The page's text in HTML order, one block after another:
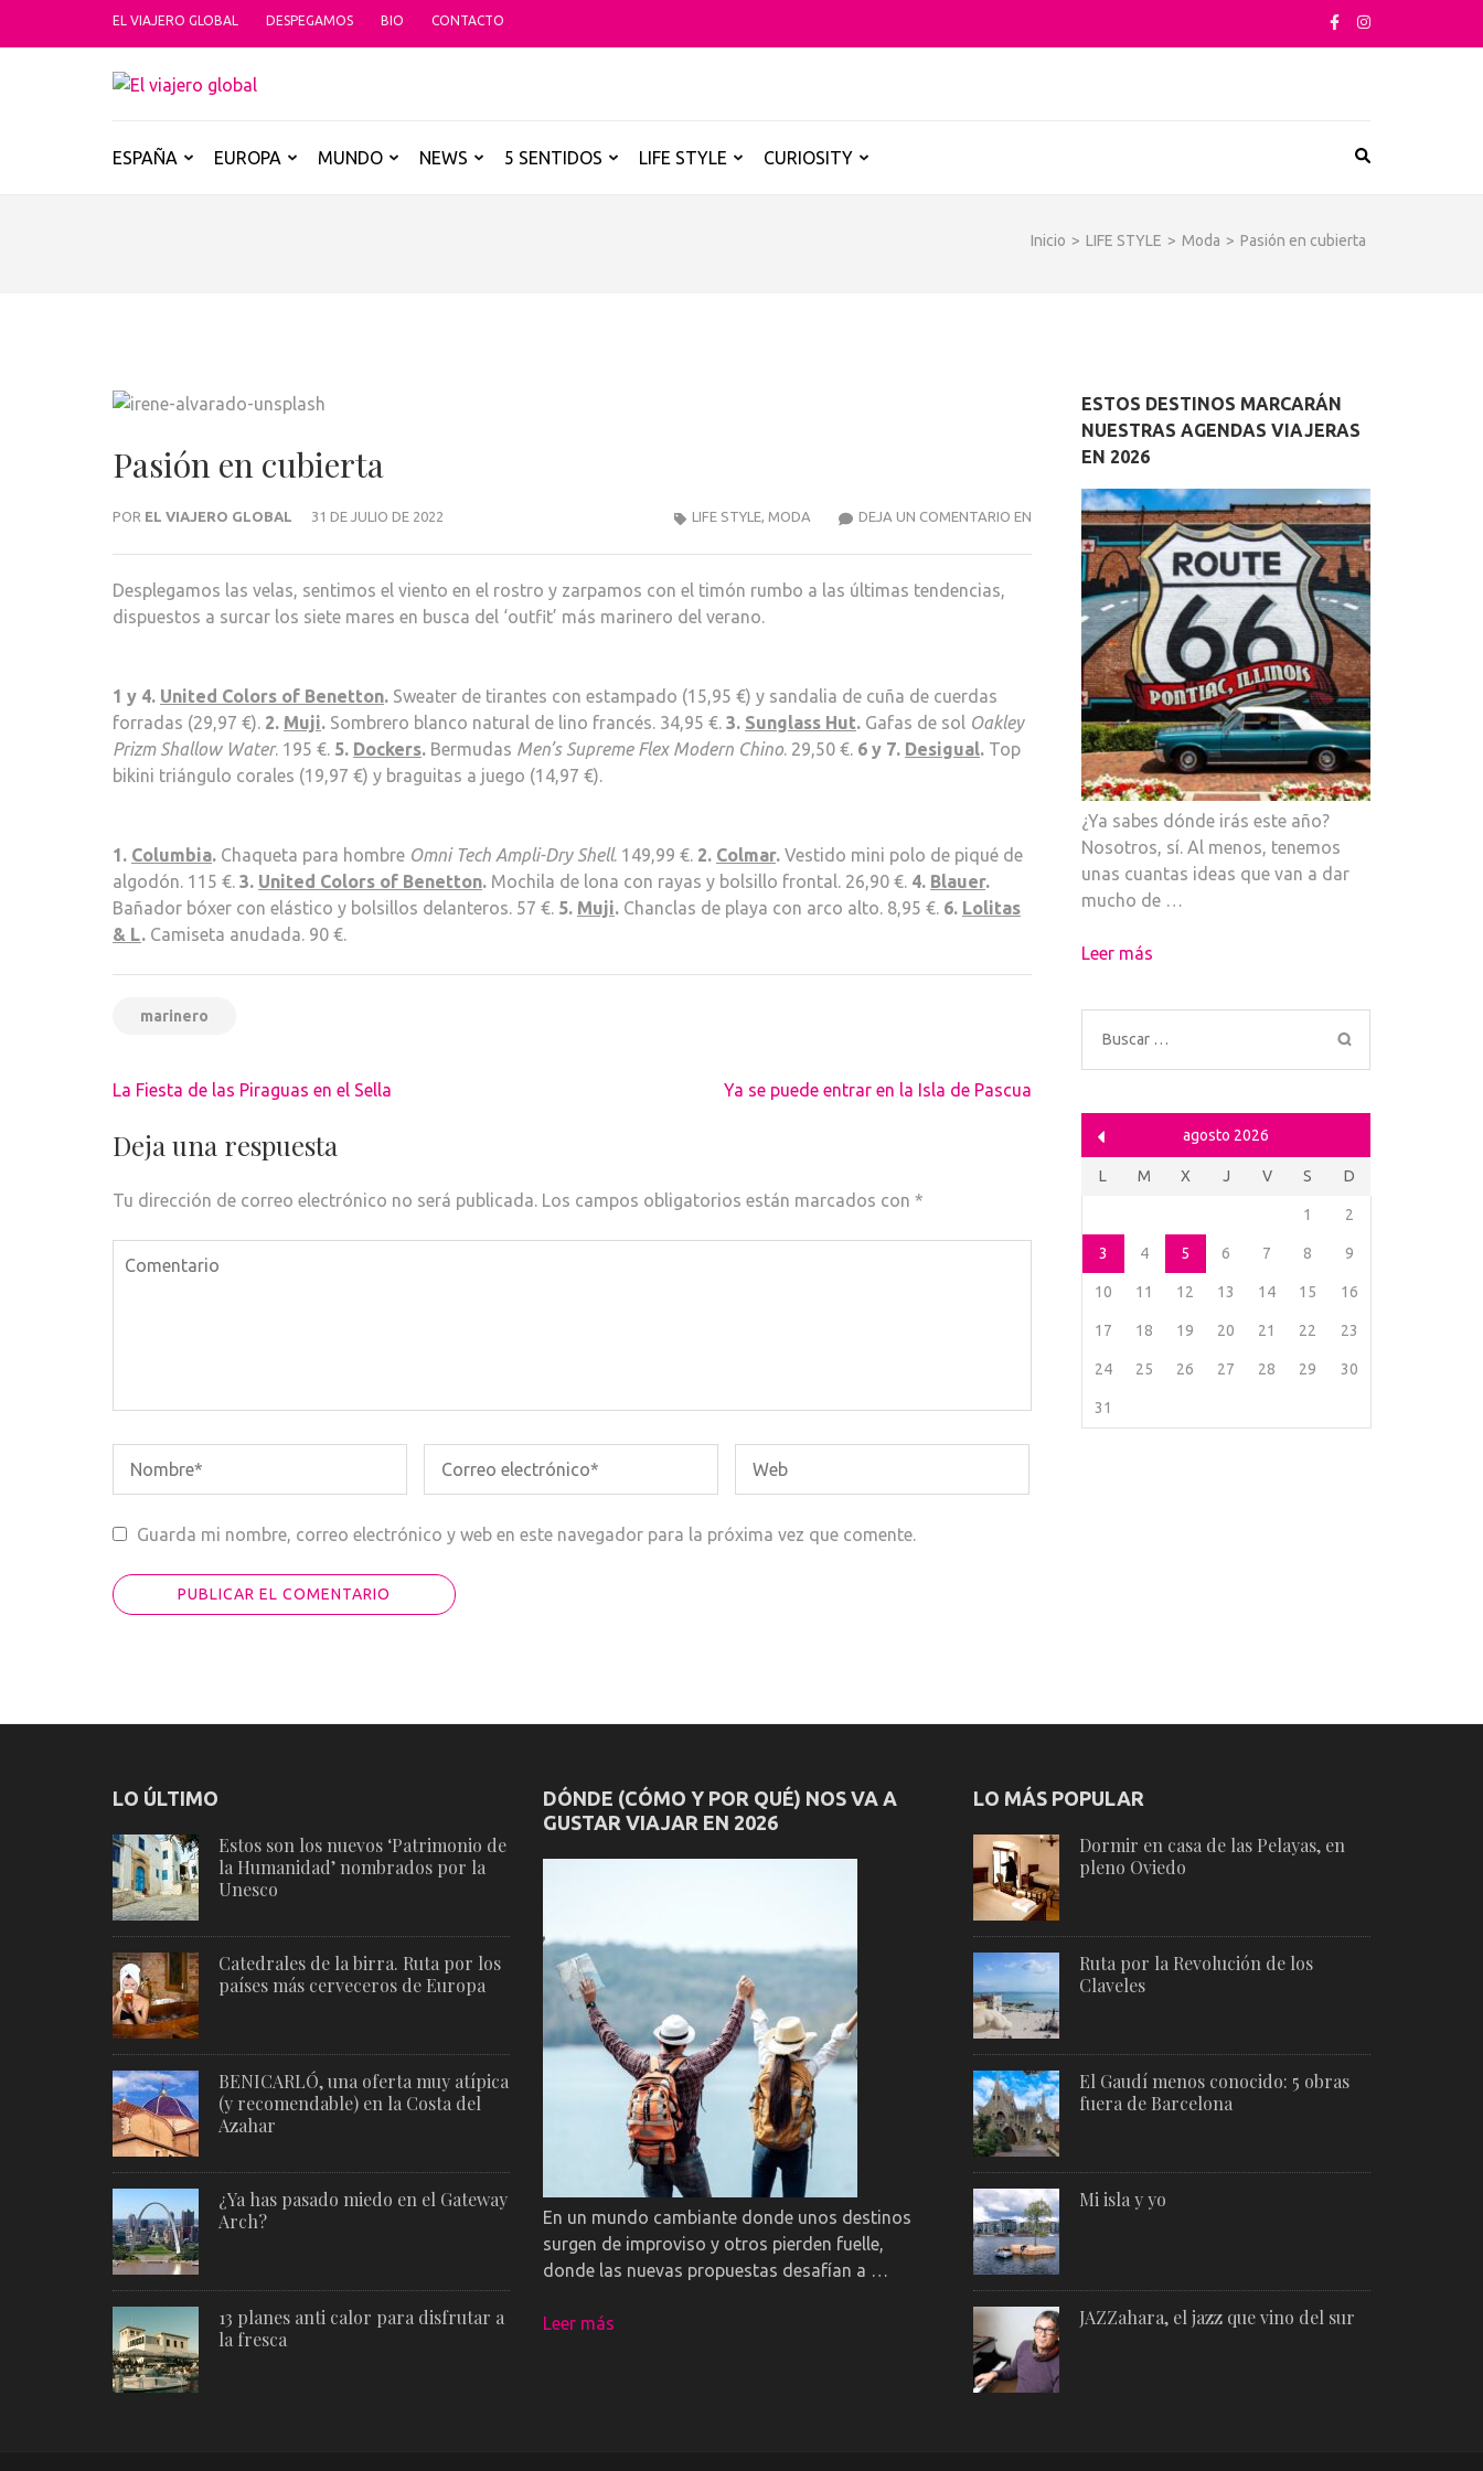
EL VIAJERO GLOBAL DESPEGAMOS BIO CONTACTO
ESPAÑA EUROPA MUNDO NEWS 5 SENTIDOS LIFE STYLE CURIOSITY
Inicio > LIFE STYLE > Moda > Pasión en cubierta
Pasión en cubierta
POR EL VIAJERO GLOBAL 31 DE JULIO DE 2022 DEJA UN COMENTARIO ENPASIÓN
CUBIERTA
LIFE STYLE, MODA
Desplegamos las velas, sentimos el viento en el rostro y zarpamos con el timón rumbo a las últimas tendencias,
dispuestos a surcar los siete mares en busca del ‘outfit’ más marinero del verano.
1 y 4. United Colors of Benetton. Sweater de tirantes con estampado (15,95 €) y sandalia de cuña de cuerdas
forradas (29,97 €). 2. Muji. Sombrero blanco natural de lino francés. 34,95 €. 3. Sunglass Hut. Gafas de sol Oakley
Prizm Shallow Water. 195 €. 5. Dockers. Bermudas Men’s Supreme Flex Modern Chino. 29,50 €. 6 y 7. Desigual. Top
bikini triángulo corales (19,97 €) y braguitas a juego (14,97 €).
1. Columbia. Chaqueta para hombre Omni Tech Ampli-Dry Shell. 149,99 €. 2. Colmar. Vestido mini polo de piqué de
algodón. 115 €. 3. United Colors of Benetton. Mochila de lona con rayas y bolsillo frontal. 26,90 €. 4. Blauer.
Bañador bóxer con elástico y bolsillos delanteros. 57 €. 5. Muji. Chanclas de playa con arco alto. 8,95 €. 6. Lolitas
& L. Camiseta anudada. 90 €.
marinero
Navegación
entradas
La Fiesta de las Piraguas en el Sella Ya se puede entrar en la Isla de Pascua
Deja una respuesta
Tu dirección de correo electrónico no será publicada. Los campos obligatorios están marcados con *
Guarda mi nombre, correo electrónico y web en este navegador para la próxima vez que comente.
ESTOS DESTINOS MARCARÁN
NUESTRAS AGENDAS VIAJERAS
EN 2026
¿Ya sabes dónde irás este año?
Nosotros, sí. Al menos, tenemos
unas cuantas ideas que van a dar
mucho de …
Leer más
Buscar:
agosto 2026
L M X J V S D
1 2
3 4 5 6 7 8 9
10 11 12 13 14 15 16
17 18 19 20 21 22 23
24 25 26 27 28 29 30
31
LO ÚLTIMO
Estos son los nuevos ‘Patrimonio de
la Humanidad’ nombrados por la
Unesco
Catedrales de la birra. Ruta por los
países más cerveceros de Europa
BENICARLÓ, una oferta muy atípica
(y recomendable) en la Costa del
Azahar
¿Ya has pasado miedo en el Gateway
Arch?
13 planes anti calor para disfrutar a
la fresca
DÓNDE (CÓMO Y POR QUÉ) NOS VA A
GUSTAR VIAJAR EN 2026
En un mundo cambiante donde unos destinos
surgen de improviso y otros pierden fuelle,
donde las nuevas propuestas desafían a …
Leer más
LO MÁS POPULAR
Dormir en casa de las Pelayas, en
pleno Oviedo
Ruta por la Revolución de los
Claveles
El Gaudí menos conocido: 5 obras
fuera de Barcelona
Mi isla y yo
JAZZahara, el jazz que vino del sur